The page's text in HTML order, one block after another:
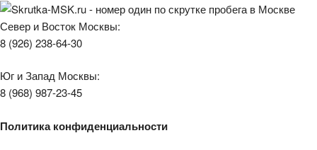
Север и Восток Москвы:
8 (926) 238-64-30
Юг и Запад Москвы:
8 (968) 987-23-45
Политика конфиденциальности